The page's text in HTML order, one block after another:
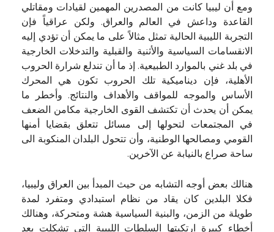
ومع أن ليبيا كانت من المصدرين المهمين لقيادات ومقاتلي
القاعدة وداعش في العالم والعراق. ولكن عراقياً فإن
التجربة الليبية الحالية تمثل مثالاً على ما يمكن أن تؤدي إليه
الانقسامات السياسية والأثنية والقبلية والتدخلات الخارجية
في بلد غني بالموارد الطبيعية. إذ ما أن تندلع شرارة الحروب
الأهلية، فإن ديناميكية تلك الحروب تكون هي المحرك
الأساس والموجه للمواقف والأهداف والنتائج. وأخطر ما
يمكن أن يحدث أن تكتشف القوى الخارجية مكامن الضعف
في المجتمعات لتحولها إلى مسائل تتعلق بقضايا أمنها
القومي ومصالحها الوطنية، وأن تتحول البلدان المنكوبة الى
ساحة صراع بالنيابة عن الآخرين.
هنالك بعض أوجه التشابه من حيث المبدأ بين العراق وليبيا،
فكلا البلدين كان يقاد من نظام استبدادي ومتفرد لمدة
طويلة من الزمن، والبنية السياسية هشة ومتحركة، وهنالك
أخطاء كبيرة ارتكبتها السلطات الليبية التي تشكلت بعد